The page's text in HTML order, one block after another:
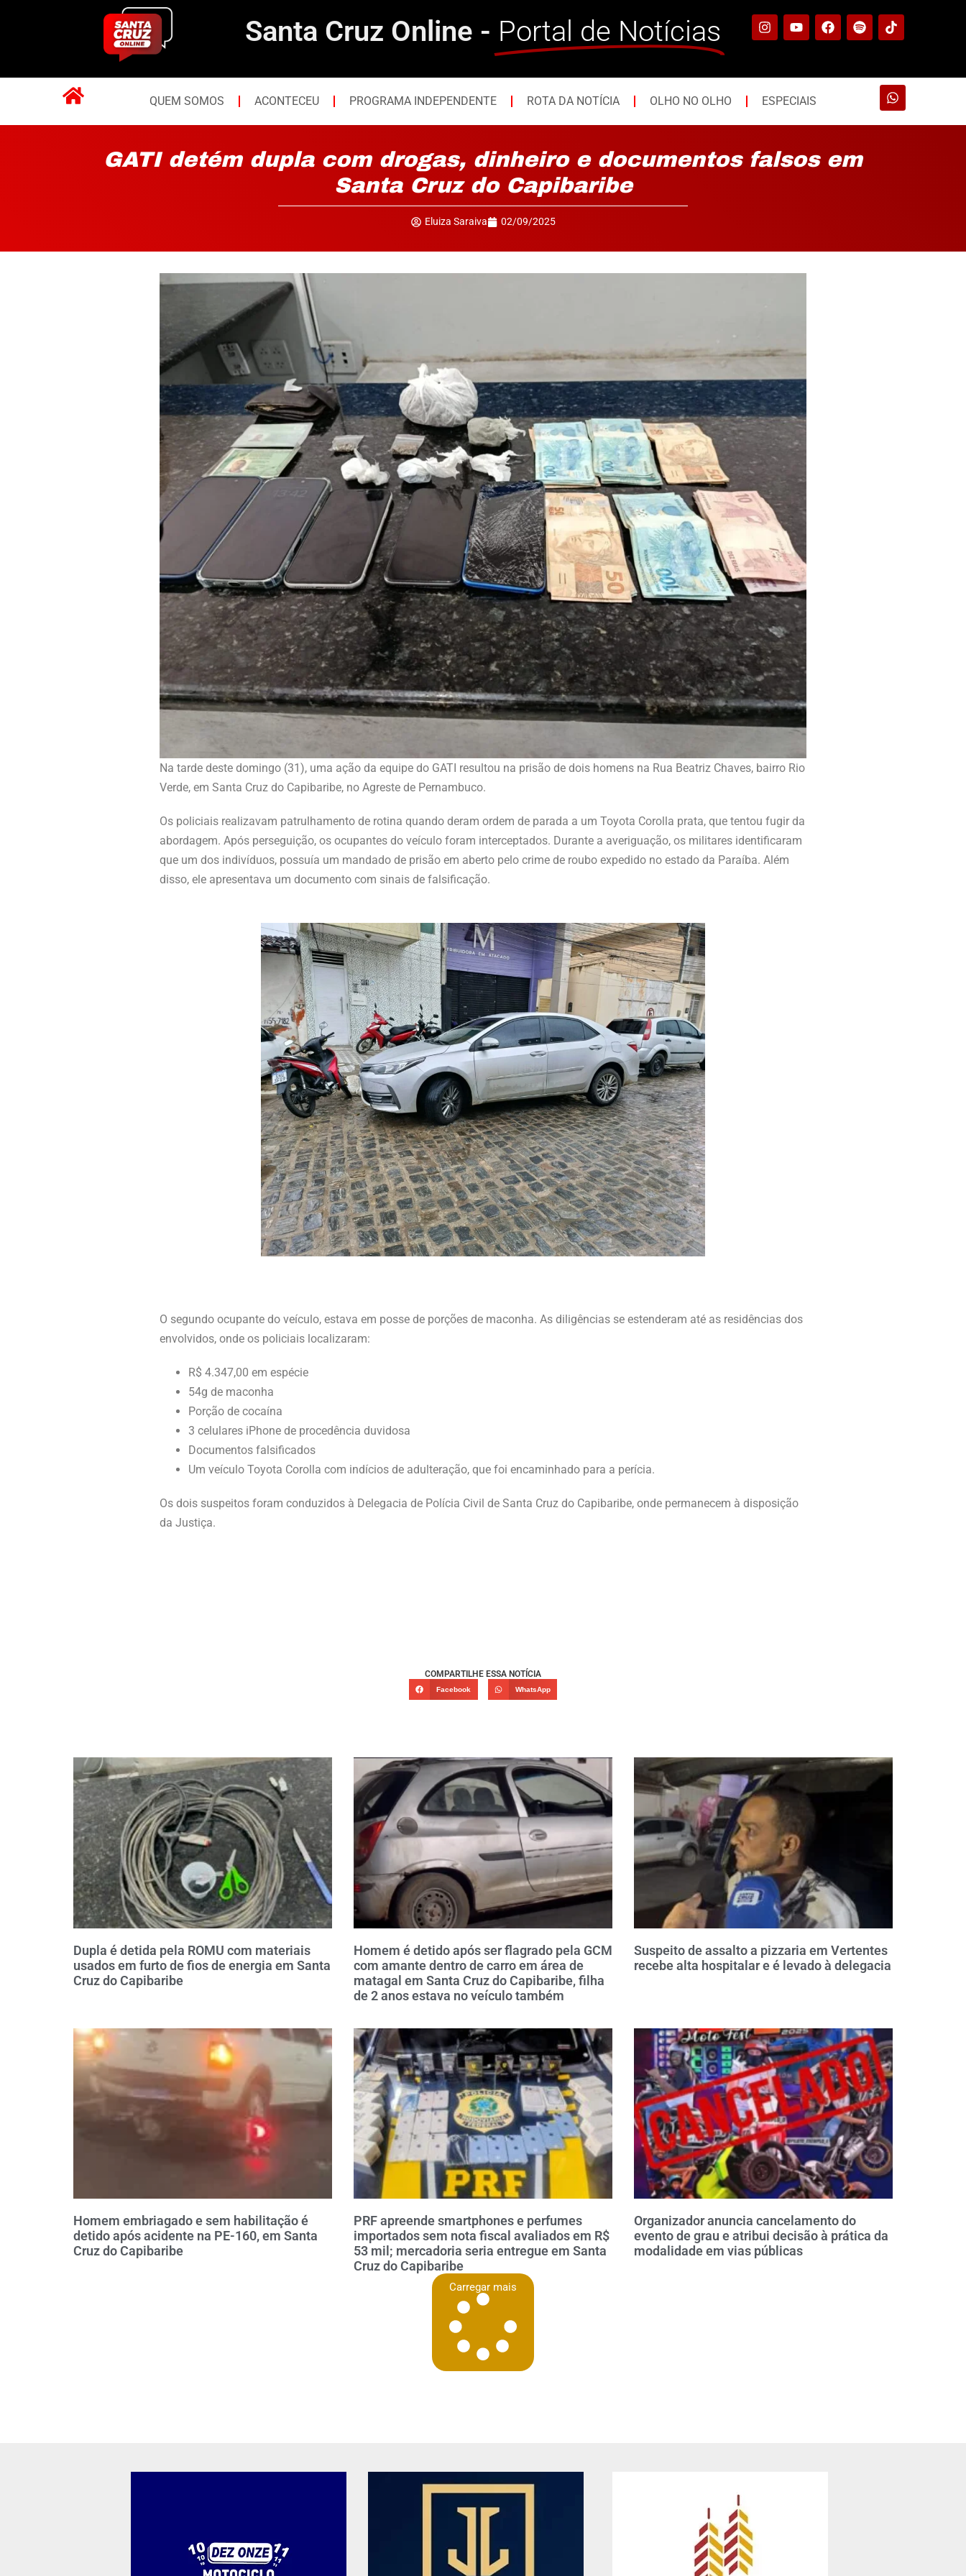
Santa Cruz Online - Portal de Notícias
QUEM SOMOS ACONTECEU PROGRAMA INDEPENDENTE ROTA DA NOTÍCIA OLHO NO OLHO ESPECIAIS
GATI detém dupla com drogas, dinheiro e documentos falsos em
Santa Cruz do Capibaribe
Eluiza Saraiva 02/09/2025
Na tarde deste domingo (31), uma ação da equipe do GATI resultou na prisão de dois homens na Rua Beatriz Chaves, bairro Rio
Verde, em Santa Cruz do Capibaribe, no Agreste de Pernambuco.
Os policiais realizavam patrulhamento de rotina quando deram ordem de parada a um Toyota Corolla prata, que tentou fugir da
abordagem. Após perseguição, os ocupantes do veículo foram interceptados. Durante a averiguação, os militares identificaram
que um dos indivíduos, possuía um mandado de prisão em aberto pelo crime de roubo expedido no estado da Paraíba. Além
disso, ele apresentava um documento com sinais de falsificação.
O segundo ocupante do veículo, estava em posse de porções de maconha. As diligências se estenderam até as residências dos
envolvidos, onde os policiais localizaram:
R$ 4.347,00 em espécie
54g de maconha
Porção de cocaína
3 celulares iPhone de procedência duvidosa
Documentos falsificados
Um veículo Toyota Corolla com indícios de adulteração, que foi encaminhado para a perícia.
Os dois suspeitos foram conduzidos à Delegacia de Polícia Civil de Santa Cruz do Capibaribe, onde permanecem à disposição
da Justiça.
COMPARTILHE ESSA NOTÍCIA
Facebook WhatsApp
Dupla é detida pela ROMU com materiais
usados em furto de fios de energia em Santa
Cruz do Capibaribe
Homem é detido após ser flagrado pela GCM
com amante dentro de carro em área de
matagal em Santa Cruz do Capibaribe, filha
de 2 anos estava no veículo também
Suspeito de assalto a pizzaria em Vertentes
recebe alta hospitalar e é levado à delegacia
Homem embriagado e sem habilitação é
detido após acidente na PE-160, em Santa
Cruz do Capibaribe
PRF apreende smartphones e perfumes
importados sem nota fiscal avaliados em R$
53 mil; mercadoria seria entregue em Santa
Cruz do Capibaribe
Organizador anuncia cancelamento do
evento de grau e atribui decisão à prática da
modalidade em vias públicas
Carregar mais